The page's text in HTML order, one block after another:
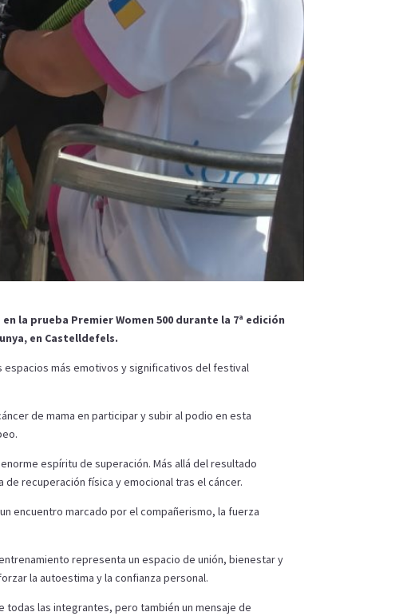
la prueba Premier Women 500 durante la 7ª edición
en Castelldefels.
espacios más emotivos y significativos del festival
de mama en participar y subir al podio en esta
espíritu de superación. Más allá del resultado
recuperación física y emocional tras el cáncer.
encuentro marcado por el compañerismo, la fuerza
representa un espacio de unión, bienestar y
la autoestima y la confianza personal.
las integrantes, pero también un mensaje de